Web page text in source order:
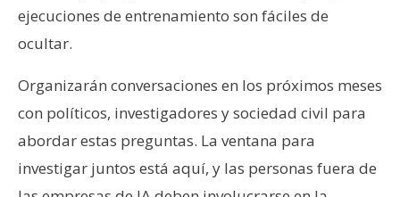
ejecuciones de entrenamiento son fáciles de
ocultar.
Organizarán conversaciones en los próximos meses
con políticos, investigadores y sociedad civil para
abordar estas preguntas. La ventana para
investigar juntos está aquí, y las personas fuera de